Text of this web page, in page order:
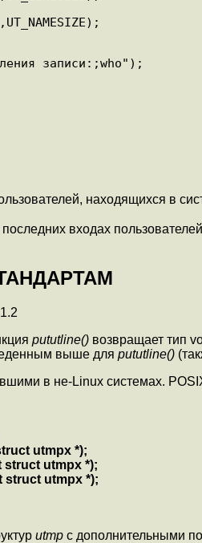
находящихся в
входах
pututline() возвращает тип
выше для pututline()
в не-Linux системах.
utmpx *);
utmpx *);
struct utmpx *);
utmp с дополнительными